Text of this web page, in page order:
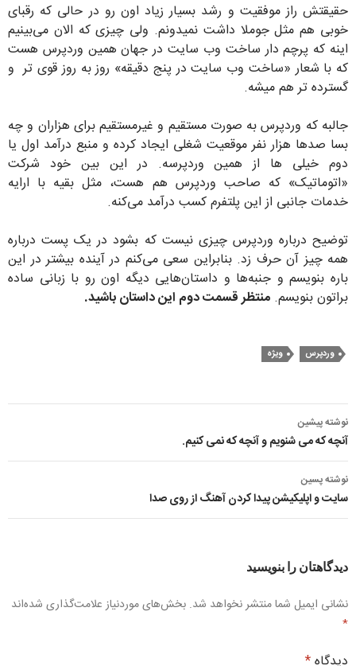
حقیقتش راز موفقیت و رشد بسیار زیاد اون رو در حالی که رقبای
خوبی هم مثل جوملا داشت نمیدونم. ولی چیزی که الان می‌بینیم
اینه که پرچم دار ساخت وب سایت در جهان همین وردپرس هست
که با شعار «ساخت وب سایت در پنج دقیقه» روز به روز قوی تر و
گسترده تر هم میشه.
جالبه که وردپرس به صورت مستقیم و غیرمستقیم برای هزاران و چه
بسا صدها هزار نفر موقعیت شغلی ایجاد کرده و منبع درآمد اول یا
دوم خیلی ها از همین وردپرسه. در این بین خود شرکت
«اتوماتیک» که صاحب وردپرس هم هست، مثل بقیه با ارایه
خدمات جانبی از این پلتفرم کسب درآمد می‌کنه.
توضیح درباره وردپرس چیزی نیست که بشود در یک پست درباره
همه چیز آن حرف زد. بنابراین سعی می‌کنم در آینده بیشتر در این
باره بنویسم و جنبه‌ها و داستان‌هایی دیگه اون رو با زبانی ساده
براتون بنویسم. منتظر قسمت دوم این داستان باشید.
وردپرس ویژه
ناوبری
نوشته
نوشته پیشین
آنچه که می شنویم و آنچه که نمی کنیم.
نوشته پسین
سایت و اپلیکیشن پیدا کردن آهنگ از روی صدا
دیدگاهتان را بنویسید
نشانی ایمیل شما منتشر نخواهد شد. بخش‌های موردنیاز علامت‌گذاری شده‌اند
*
دیدگاه*